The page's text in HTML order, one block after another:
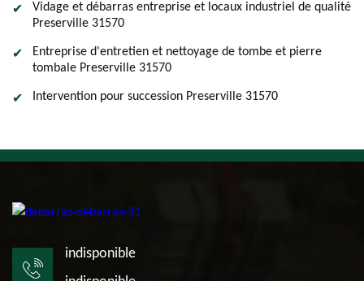
Vidage et débarras entreprise et locaux industriel de qualité
Preserville 31570
Entreprise d'entretien et nettoyage de tombe et pierre
tombale Preserville 31570
Intervention pour succession Preserville 31570
indisponible